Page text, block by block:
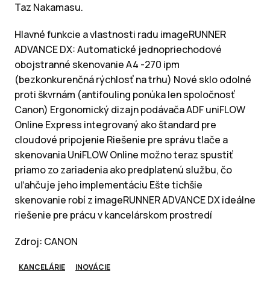
Taz Nakamasu.
Hlavné funkcie a vlastnosti radu imageRUNNER
ADVANCE DX: Automatické jednopriechodové
obojstranné skenovanie A4 -270 ipm
(bezkonkurenčná rýchlosť na trhu) Nové sklo odolné
proti škvrnám (antifouling ponúka len spoločnosť
Canon) Ergonomický dizajn podávača ADF uniFLOW
Online Express integrovaný ako štandard pre
cloudové pripojenie Riešenie pre správu tlače a
skenovania UniFLOW Online možno teraz spustiť
priamo zo zariadenia ako predplatenú službu, čo
uľahčuje jeho implementáciu Ešte tichšie
skenovanie robí z imageRUNNER ADVANCE DX ideálne
riešenie pre prácu v kancelárskom prostredí
Zdroj: CANON
KANCELÁRIE INOVÁCIE